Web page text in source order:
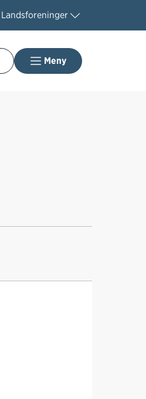
Landsforeninger
Meny